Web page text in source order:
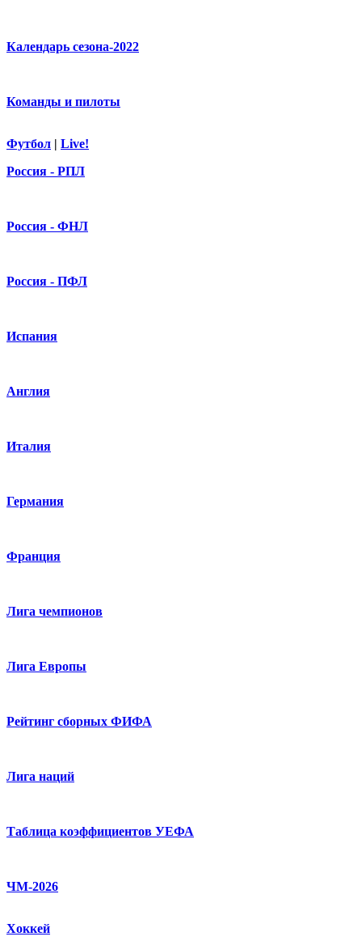
Календарь сезона-2022
Команды и пилоты
Футбол | Live!
Россия - РПЛ
Россия - ФНЛ
Россия - ПФЛ
Испания
Англия
Италия
Германия
Франция
Лига чемпионов
Лига Европы
Рейтинг сборных ФИФА
Лига наций
Таблица коэффициентов УЕФА
ЧМ-2026
Хоккей